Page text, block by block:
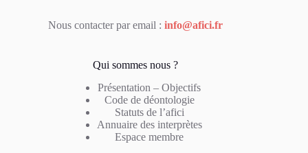
Nous contacter par email :info@afici.fr
Qui sommes nous ?
Présentation – Objectifs
Code de déontologie
Statuts de l’afici
Annuaire des interprètes
Espace membre